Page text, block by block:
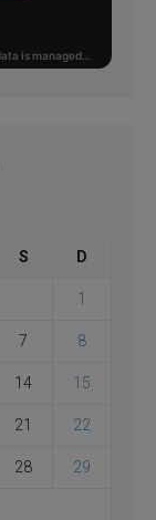
S D
1
7 8
14 15
21 22
28 29